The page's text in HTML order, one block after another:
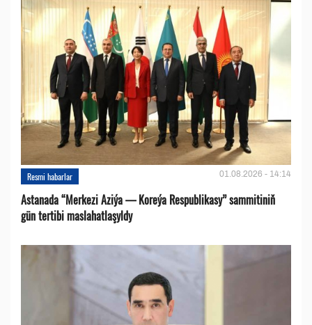
Resmi habarlar 01.08.2026 - 14:14
Astanada “Merkezi Aziýa — Koreýa Respublikasy” sammitiniň
gün tertibi maslahatlaşyldy